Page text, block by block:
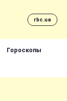
rbc.ua
Гороскопы